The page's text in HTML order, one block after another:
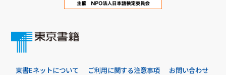
東書Eネットについて ご利用に関する注意事項 お問い合わせ